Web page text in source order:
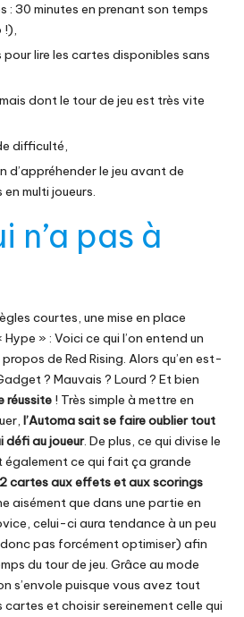
: 30 minutes en prenant son temps
!),
pour lire les cartes disponibles sans
dont le tour de jeu est très vite
difficulté,
d’appréhender le jeu avant de
multi joueurs.
n’a pas à
courtes, une mise en place
» : Voici ce qui l’on entend un
de Red Rising. Alors qu’en est-
? Mauvais ? Lourd ? Et bien
réussite ! Très simple à mettre en
l’Automa sait se faire oublier tout
défi au joueur. De plus, ce qui divise le
également ce qui fait ça grande
cartes aux effets et aux scorings
aisément que dans une partie en
celui-ci aura tendance à un peu
pas forcément optimiser) afin
du tour de jeu. Grâce au mode
s’envole puisque vous avez tout
cartes et choisir sereinement celle qui